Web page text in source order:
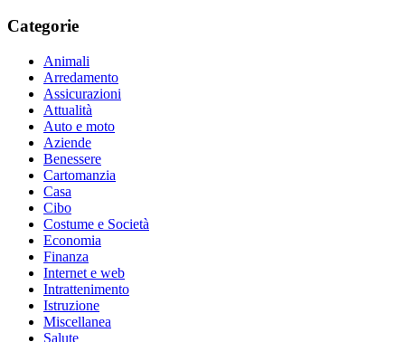
Categorie
Animali
Arredamento
Assicurazioni
Attualità
Auto e moto
Aziende
Benessere
Cartomanzia
Casa
Cibo
Costume e Società
Economia
Finanza
Internet e web
Intrattenimento
Istruzione
Miscellanea
Salute